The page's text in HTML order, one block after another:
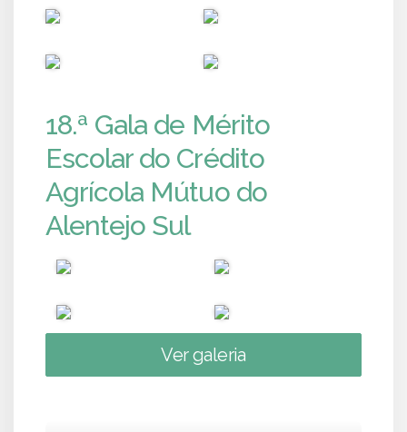
18.ª Gala de Mérito
Escolar do Crédito
Agrícola Mútuo do
Alentejo Sul
Ver galeria